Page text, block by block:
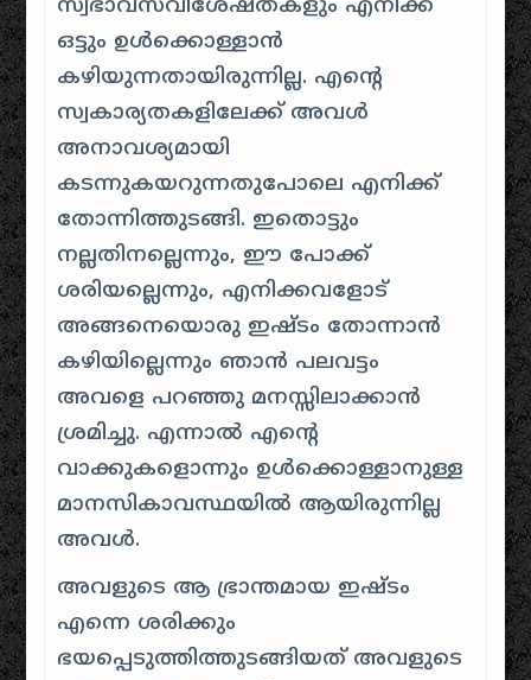
സ്വഭാവസവിശേഷതകളും എനിക്ക്
ഒട്ടും ഉൾക്കൊള്ളാൻ
കഴിയുന്നതായിരുന്നില്ല. എൻ്റെ
സ്വകാര്യതകളിലേക്ക് അവൾ
അനാവശ്യമായി
കടന്നുകയറുന്നതുപോലെ എനിക്ക്
തോന്നിത്തുടങ്ങി. ഇതൊട്ടും
നല്ലതിനല്ലെന്നും, ഈ പോക്ക്
ശരിയല്ലെന്നും, എനിക്കവളോട്
അങ്ങനെയൊരു ഇഷ്ടം തോന്നാൻ
കഴിയില്ലെന്നും ഞാൻ പലവട്ടം
അവളെ പറഞ്ഞു മനസ്സിലാക്കാൻ
ശ്രമിച്ചു. എന്നാൽ എൻ്റെ
വാക്കുകളൊന്നും ഉൾക്കൊള്ളാനുള്ള
മാനസികാവസ്ഥയിൽ ആയിരുന്നില്ല
അവൾ.
അവളുടെ ആ ഭ്രാന്തമായ ഇഷ്ടം
എന്നെ ശരിക്കും
ഭയപ്പെടുത്തിത്തുടങ്ങിയത് അവളുടെ